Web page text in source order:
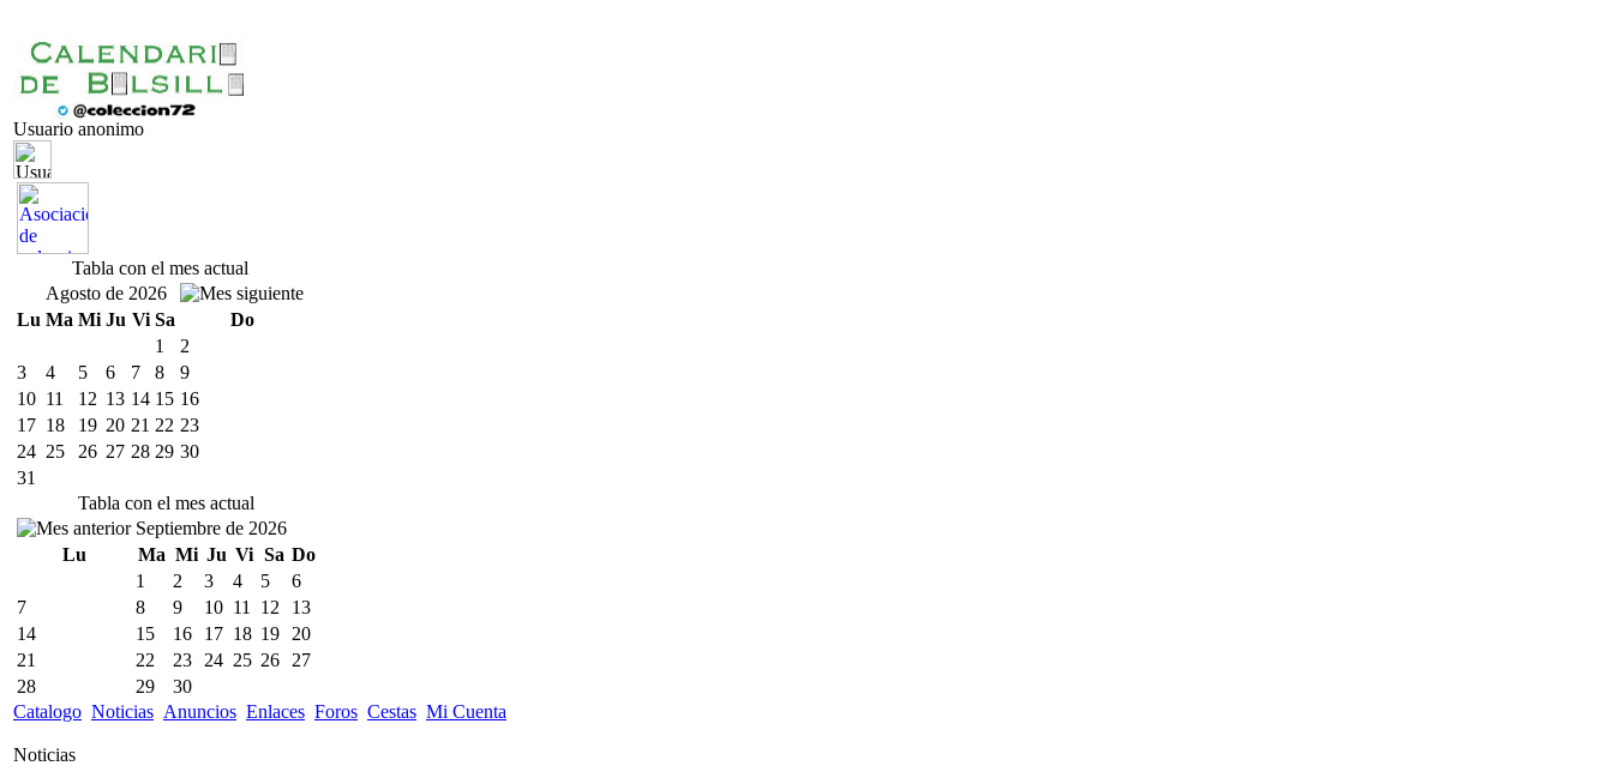
Usuario anonimo
Tabla con el mes actual
Agosto de 2026
Lu Ma Mi Ju Vi Sa
Do
1
2
3
4 5 6 7 8
9
10 11 12 13 14 15 16
17 18 19 20 21 22 23
24 25 26 27 28 29 30
31
Tabla con el mes actual
Septiembre de 2026
Lu
Ma Mi Ju Vi Sa Do
1
2 3 4 5
6
7
8 9 10 11 12
13
14
15 16 17 18 19
20
21
22 23 24 25 26
27
28
29
30
Catalogo Noticias Anuncios Enlaces Foros Cestas Mi Cuenta
Noticias